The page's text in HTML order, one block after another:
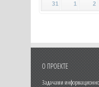
31
1 2
О ПРОЕКТЕ
Задачами